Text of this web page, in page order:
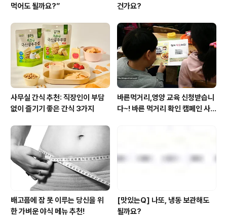
먹어도 될까요?”
건가요?
사무실 간식 추천: 직장인이 부담
없이 즐기기 좋은 간식 3가지
바른먹거리,영양 교육 신청받습니
다~! 바른 먹거리 확인 캠페인 사
배고픔에 잠 못 이루는 당신을 위
한 가벼운 야식 메뉴 추천!
[맛있는Q] 나또, 냉동 보관해도
될까요?